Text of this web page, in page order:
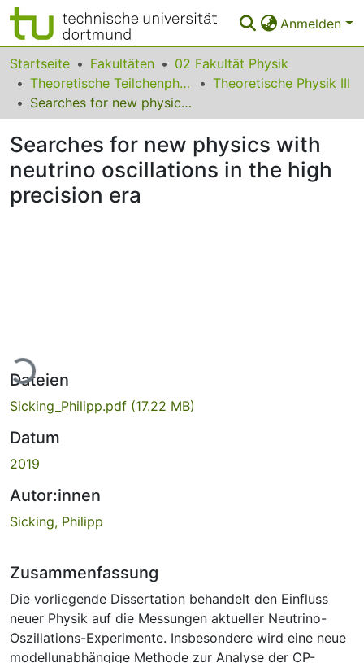
Anmelden
Bereiche & Sammlungen
Das gesamte Repositorium
Leitlinien
Startseite Fakultäten
02 Fakultät Physik
Theoretische Teilchenphysik
Theoretische Physik III
Searches for new physics with neutrino oscillations in the high precision era
Searches for new physics with
neutrino oscillations in the high
precision era
Lade...
Dateien
Sicking_Philipp.pdf (17.22 MB)
Datum
2019
Autor:innen
Sicking, Philipp
Zusammenfassung
Die vorliegende Dissertation behandelt den Einfluss
neuer Physik auf die Messungen aktueller Neutrino-
Oszillations-Experimente. Insbesondere wird eine neue
modellunabhängige Methode zur Analyse der CP-